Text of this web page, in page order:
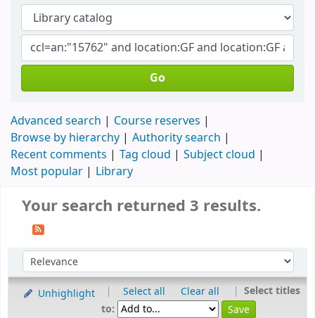
Go
Advanced search
Course reserves
Browse by hierarchy
Authority search
Recent comments
Tag cloud
Subject cloud
Most popular
Library
Your search returned 3 results.
Unhighlight | Select all Clear all | Select titles
to: